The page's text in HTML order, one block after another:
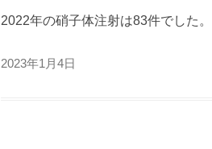
2022年の硝子体注射は83件でした。
2023年1月4日